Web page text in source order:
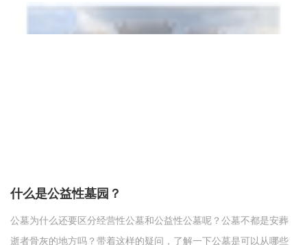
什么是公益性墓园？
公墓为什么还要区分经营性公墓和公益性公墓呢？公墓不都是安葬
逝者骨灰的地方吗？带着这样的疑问，了解一下公墓是可以从哪些